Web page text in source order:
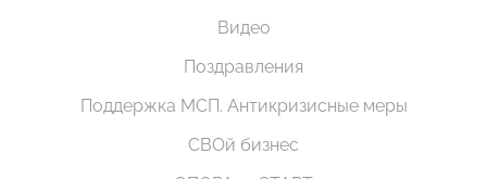
Видео
Поздравления
Поддержка МСП. Антикризисные меры
СВОй бизнес